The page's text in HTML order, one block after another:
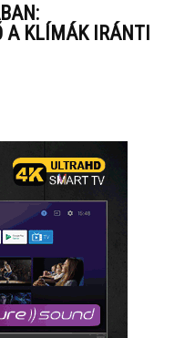
A KLÍMÁK IRÁNTI